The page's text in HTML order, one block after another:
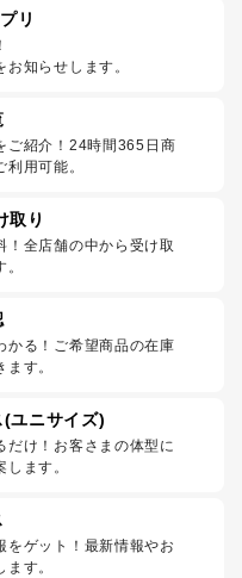
リ
知らせします。
ご紹介！24時間365日商
用可能。
取り
！全店舗の中から受け取
かる！ご希望商品の在庫
す。
ユニサイズ)
だけ！お客さまの体型に
ます。
をゲット！最新情報やお
す。